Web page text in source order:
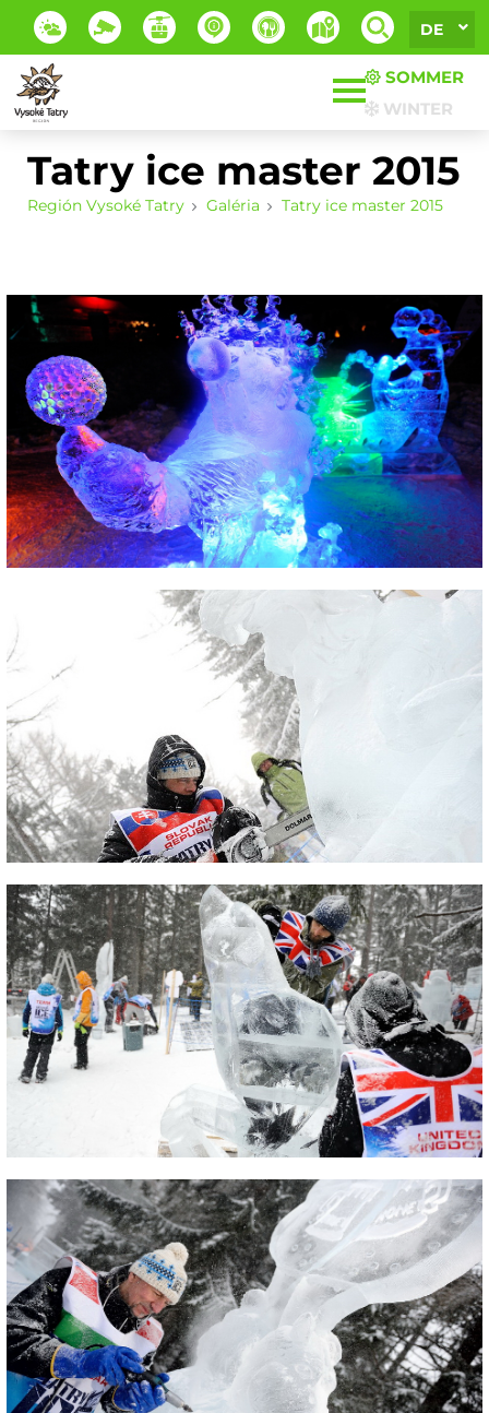
DE
SOMMER
WINTER
Tatry ice master 2015
Región Vysoké Tatry Galéria Tatry ice master 2015